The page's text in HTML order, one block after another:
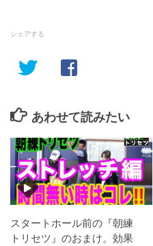
シェアする
あわせて読みたい
スタートホール前の『朝練
トリセツ』のおまけ。効果